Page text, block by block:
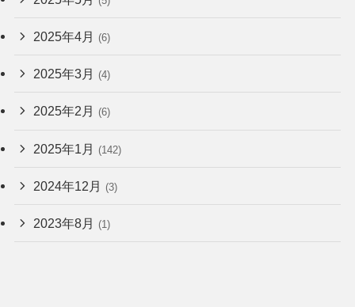
2025年4月 (6)
2025年3月 (4)
2025年2月 (6)
2025年1月 (142)
2024年12月 (3)
2023年8月 (1)